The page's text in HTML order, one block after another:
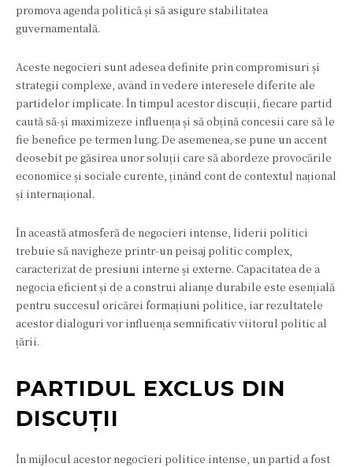
promova agenda politică și să asigure stabilitatea
guvernamentală.
Aceste negocieri sunt adesea definite prin compromisuri și
strategii complexe, având în vedere interesele diferite ale
partidelor implicate. În timpul acestor discuții, fiecare partid
caută să-și maximizeze influența și să obțină concesii care să le
fie benefice pe termen lung. De asemenea, se pune un accent
deosebit pe găsirea unor soluții care să abordeze provocările
economice și sociale curente, ținând cont de contextul național
și internațional.
În această atmosferă de negocieri intense, liderii politici
trebuie să navigheze printr-un peisaj politic complex,
caracterizat de presiuni interne și externe. Capacitatea de a
negocia eficient și de a construi alianțe durabile este esențială
pentru succesul oricărei formațiuni politice, iar rezultatele
acestor dialoguri vor influența semnificativ viitorul politic al
țării.
PARTIDUL EXCLUS DIN
DISCUȚII
În mijlocul acestor negocieri politice intense, un partid a fost